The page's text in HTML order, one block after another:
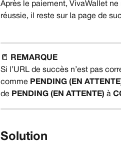
Après le paiement, VivaWallet
réussie, il reste sur la page de
📒
REMARQUE
Si l’URL de succès n’est pas
comme PENDING (EN
de PENDING (EN ATTENTE) à
Solution